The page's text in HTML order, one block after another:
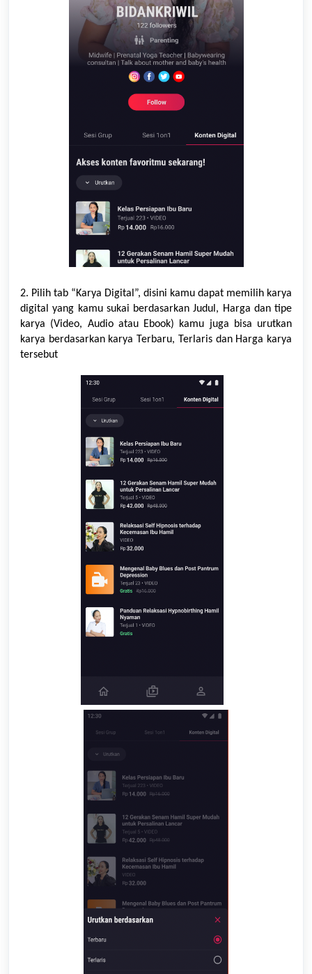
2. Pilih tab “Karya Digital”, disini kamu dapat memilih karya
digital yang kamu sukai berdasarkan Judul, Harga dan tipe
karya (Video, Audio atau Ebook) kamu juga bisa urutkan
karya berdasarkan karya Terbaru, Terlaris dan Harga karya
tersebut